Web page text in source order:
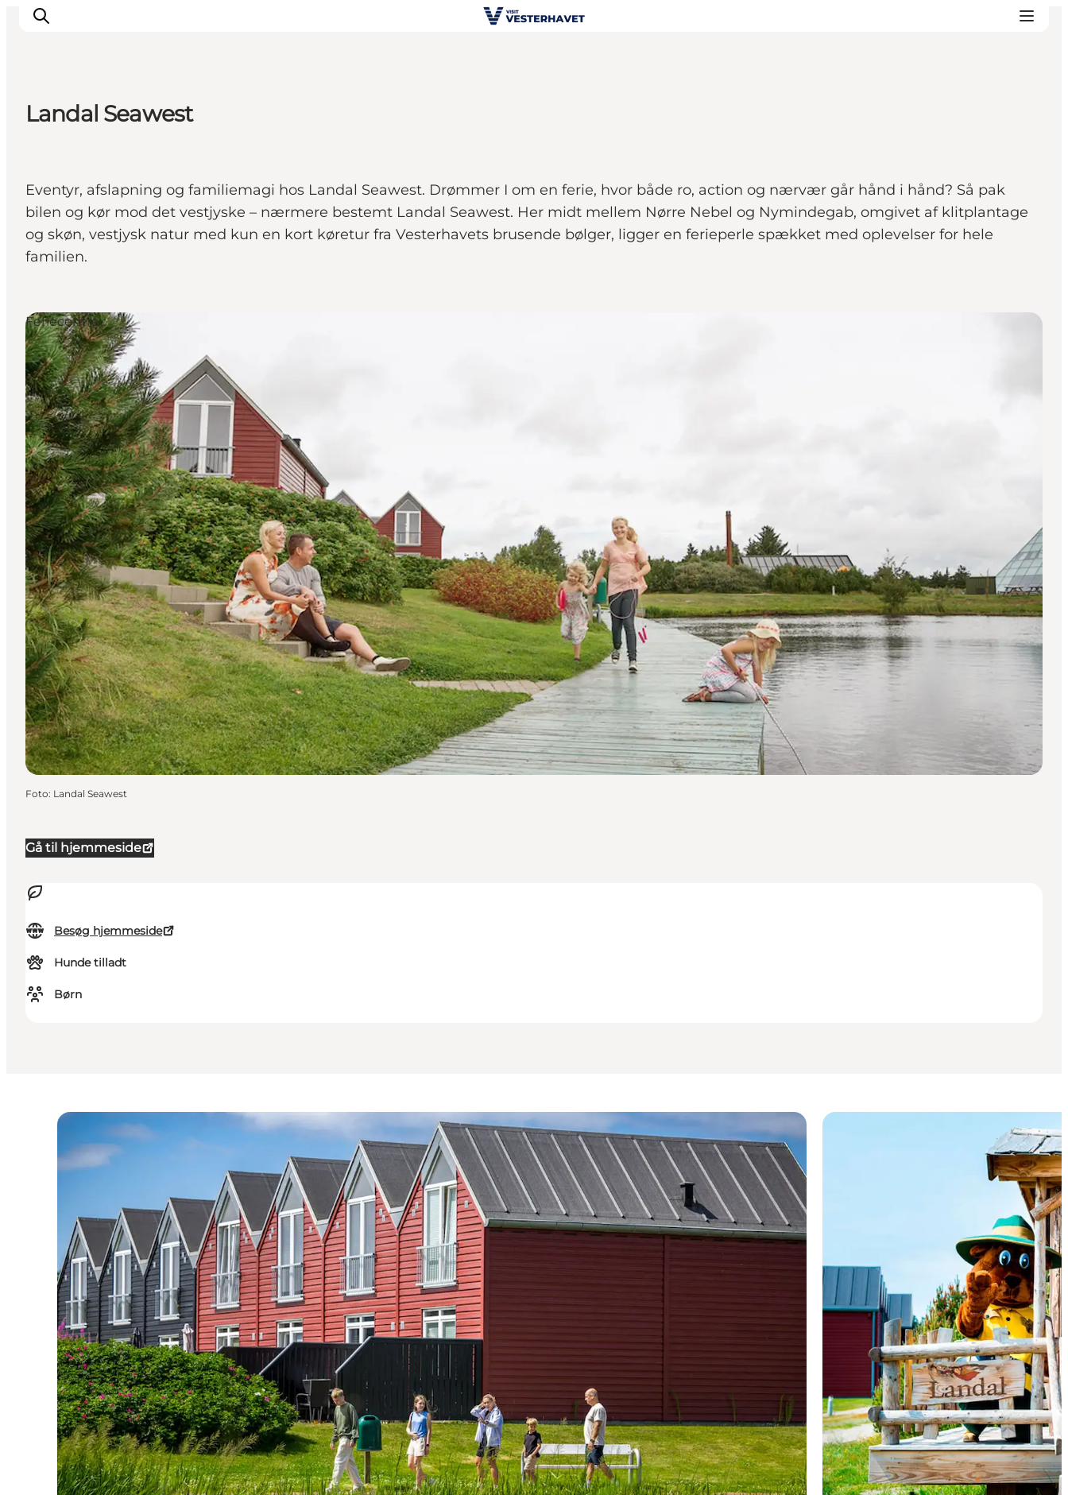
Vores Byer
Mad & Overnatning
Køb billet
Planlæg din ferie
Landal Seawest
Eventyr, afslapning og familiemagi hos Landal Seawest. Drømmer I om en ferie, hvor både ro, action og nærvær går hånd i hånd? Så pak
bilen og kør mod det vestjyske – nærmere bestemt Landal Seawest. Her midt mellem Nørre Nebel og Nymindegab, omgivet af klitplantage
og skøn, vestjysk natur med kun en kort køretur fra Vesterhavets brusende bølger, ligger en ferieperle spækket med oplevelser for hele
familien.
Gå til hjemmeside
Besøg hjemmeside
Hunde tilladt
Børn
Feriecentre
Foto: Landal Seawest